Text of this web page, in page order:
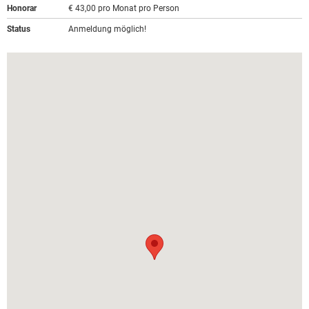
Honorar € 43,00 pro Monat pro Person
Status Anmeldung möglich!